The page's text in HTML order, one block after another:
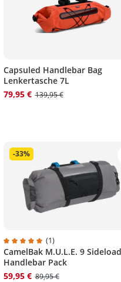
von 5 Sternen
Capsuled Handlebar Bag
Lenkertasche 7L
79,95 € 139,95 €
Durchschnittliche Bewertung
(1)
CamelBak M.U.L.E. 9 Sideload
Handlebar Pack
59,95 € 89,95 €
-33%